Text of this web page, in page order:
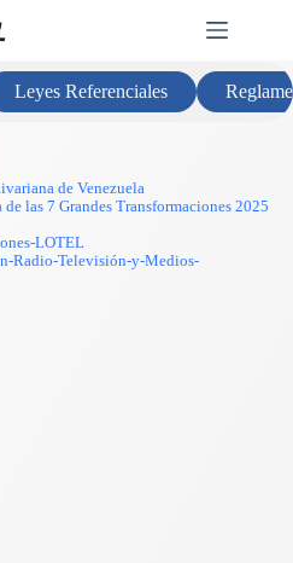
Legal
Leyes Referenciales
de Venezuela
las 7 Grandes Transformaciones 2025
LOTEL
Radio-Televisión-y-Medios-